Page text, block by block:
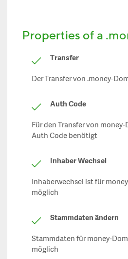
Properties of a
Transfer
Der Transfer von .money-
Auth Code
Für den Transfer von
Auth Code benötigt
Inhaber Wechsel
Inhaberwechsel ist für
möglich
Stammdaten ändern
Stammdaten für money-
möglich